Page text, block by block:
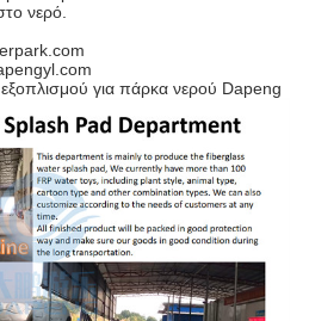
νερό.
για πάρκα νερού Dapeng